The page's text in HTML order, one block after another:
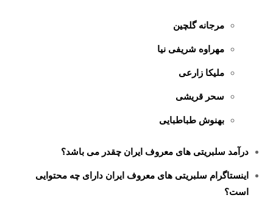
مرجانه گلچین
مهراوه شریفی نیا
ملیکا زارعی
سحر قریشی
بهنوش طباطبایی
درآمد سلبریتی های معروف ایران چقدر می باشد؟
اینستاگرام سلبریتی های معروف ایران دارای چه محتوایی
است؟